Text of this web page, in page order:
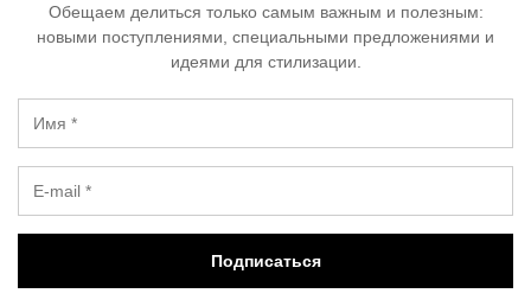
Обещаем делиться только самым важным и полезным:
новыми поступлениями, специальными предложениями и
идеями для стилизации.
Подписаться